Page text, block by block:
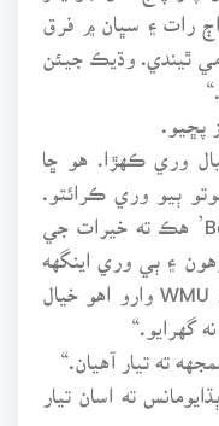
رات ۽ سڀان ۾ فرق
ٿيندي. وڌيڪ جيئن
پڇيو.
وري ڪهڙا. هو ڇا
ٻيو وري ڪرائتو.
.Beggers can not be choosers’ هڪ ته خيرات جي
۽ ٻي وري اينگهه
۽ نخرو. ماڳهين اسان جي خيال کان WMU وارو اهو خيال
گهرايو.“
ته تيار آهيان.“
ته اسان تيار